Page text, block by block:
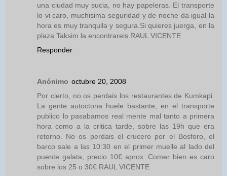
una ciudad muy sucia, no hay papeleras. El transporte
lo vi caro, muchisima seguridad y de noche da igual la
hora es muy tranquila y segura.Si quieres juerga, en la
plaza Taksim la encontrareis.RAUL VICENTE
Responder
Anónimo octubre 20, 2008
Por cierto, no os perdais los restaurantes de Kumkapi.
La gente autoctona huele bastante, en el transporte
publico lo pasabamos real mente mal tanto a primera
hora como a la critica tarde, sobre las 19h que era
retorno. No os perdais el crucero por el Bosforo, el
barco sale a las 10:30 en el primer muelle al lado del
puente galata, precio 10€ aprox. Comer bien es caro
sobre los 25 o 30€ RAUL VICENTE